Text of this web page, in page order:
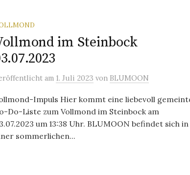
im Steinbock
am 1. Juli 2023 von BLUMOON
Impuls Hier kommt eine liebevoll
Do-Liste zum Vollmond im Steinbock am
um 13:38 Uhr. BLUMOON befindet sich in
sommerlichen...